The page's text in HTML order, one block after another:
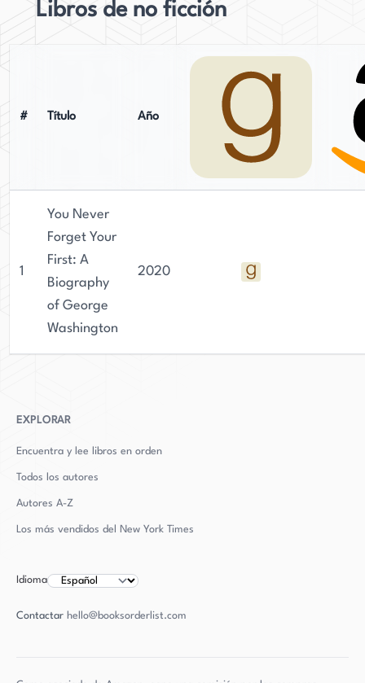
Libros de no ficción
# Título Año
1
You Never
Forget Your
First: A
Biography
of George
Washington
2020
EXPLORAR
Encuentra y lee libros en orden
Todos los autores
Autores A-Z
Los más vendidos del New York Times
Idioma
Contactar hello@booksorderlist.com